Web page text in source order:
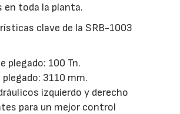
en toda la planta.
clave de la SRB-1003
plegado: 100 Tn.
3110 mm.
izquierdo y derecho
para un mejor control